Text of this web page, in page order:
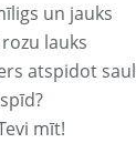
un jauks
lauks
atspidot
mīt!